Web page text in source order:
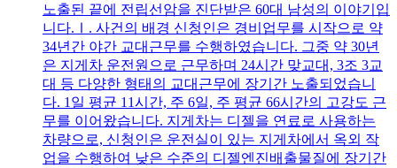
노출된 끝에 전립선암을 진단받은 60대 남성의 이야기입
니다.Ⅰ. 사건의 배경 신청인은 경비업무를 시작으로 약
34년간 야간 교대근무를 수행하였습니다. 그중 약 30년
은 지게차 운전원으로 근무하며 24시간 맞교대, 3조 3교
대 등 다양한 형태의 교대근무에 장기간 노출되었습니
다. 1일 평균 11시간, 주 6일, 주 평균 66시간의 고강도 근
무를 이어왔습니다. 지게차는 디젤을 연료로 사용하는
차량으로, 신청인은 운전실이 있는 지게차에서 옥외 작
업을 수행하여 낮은 수준의 디젤엔진배출물질에 장기간